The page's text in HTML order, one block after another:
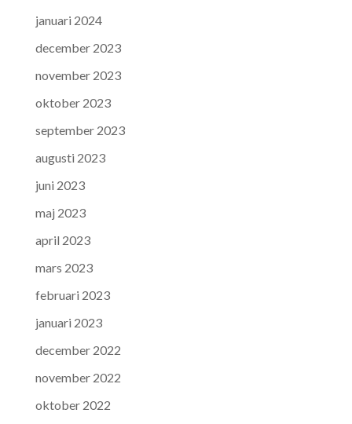
januari 2024
december 2023
november 2023
oktober 2023
september 2023
augusti 2023
juni 2023
maj 2023
april 2023
mars 2023
februari 2023
januari 2023
december 2022
november 2022
oktober 2022